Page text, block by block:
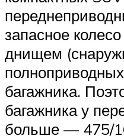
запасное
днищем
багажника.
багажника у
больше — 475/